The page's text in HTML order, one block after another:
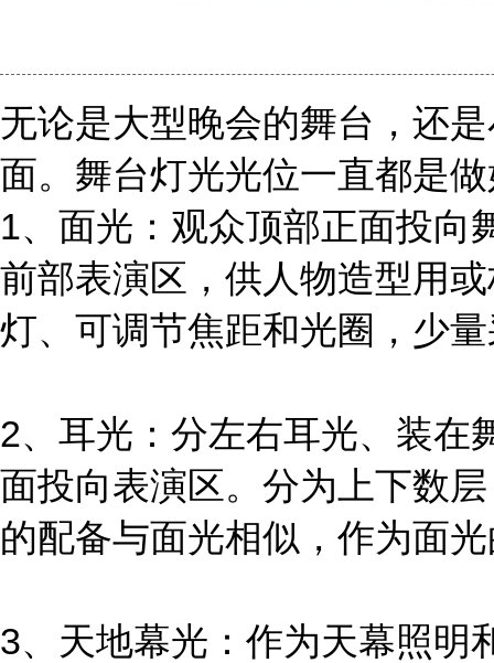
无论是大型晚会的舞台，还
面。舞台灯光光位一直都是
1、面光：观众顶部正面投向
前部表演区，供人物造型用
灯、可调节焦距和光圈，少
2、耳光：分左右耳光、装在
面投向表演区。分为上下数
的配备与面光相似，作为面
3、天地幕光：作为天幕照明